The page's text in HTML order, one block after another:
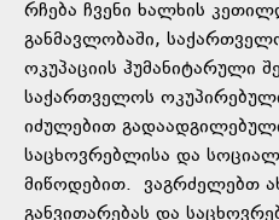
რჩება ჩვენი ხალხის
განმავლობაში,
ოკუპაციის ჰუმანიტარული
საქართველოს
იძულებით
საცხოვრებლისა და
მიწოდებით. ვაგრძელებთ